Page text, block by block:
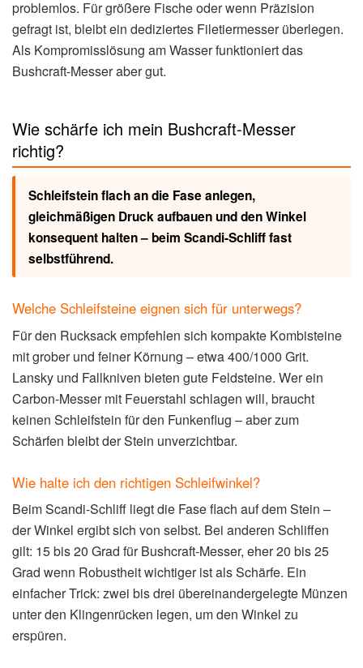
problemlos. Für größere Fische oder wenn Präzision
gefragt ist, bleibt ein dediziertes Filetiermesser überlegen.
Als Kompromisslösung am Wasser funktioniert das
Bushcraft-Messer aber gut.
Wie schärfe ich mein Bushcraft-Messer
richtig?
Schleifstein flach an die Fase anlegen,
gleichmäßigen Druck aufbauen und den Winkel
konsequent halten – beim Scandi-Schliff fast
selbstführend.
Welche Schleifsteine eignen sich für unterwegs?
Für den Rucksack empfehlen sich kompakte Kombisteine
mit grober und feiner Körnung – etwa 400/1000 Grit.
Lansky und Fallkniven bieten gute Feldsteine. Wer ein
Carbon-Messer mit Feuerstahl schlagen will, braucht
keinen Schleifstein für den Funkenflug – aber zum
Schärfen bleibt der Stein unverzichtbar.
Wie halte ich den richtigen Schleifwinkel?
Beim Scandi-Schliff liegt die Fase flach auf dem Stein –
der Winkel ergibt sich von selbst. Bei anderen Schliffen
gilt: 15 bis 20 Grad für Bushcraft-Messer, eher 20 bis 25
Grad wenn Robustheit wichtiger ist als Schärfe. Ein
einfacher Trick: zwei bis drei übereinandergelegte Münzen
unter den Klingenrücken legen, um den Winkel zu
erspüren.